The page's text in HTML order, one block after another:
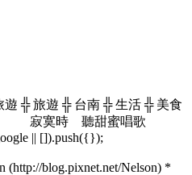
遊 ╬ 旅遊 ╬ 台南 ╬ 生活 ╬ 美食
寂寞時 聽甜蜜唱歌
|| []).push({});
blog.pixnet.net/Nelson) *